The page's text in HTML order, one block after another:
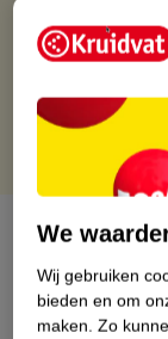
Gratis
Over dit
We
Wij gebruiken
bieden en om
maken. Zo